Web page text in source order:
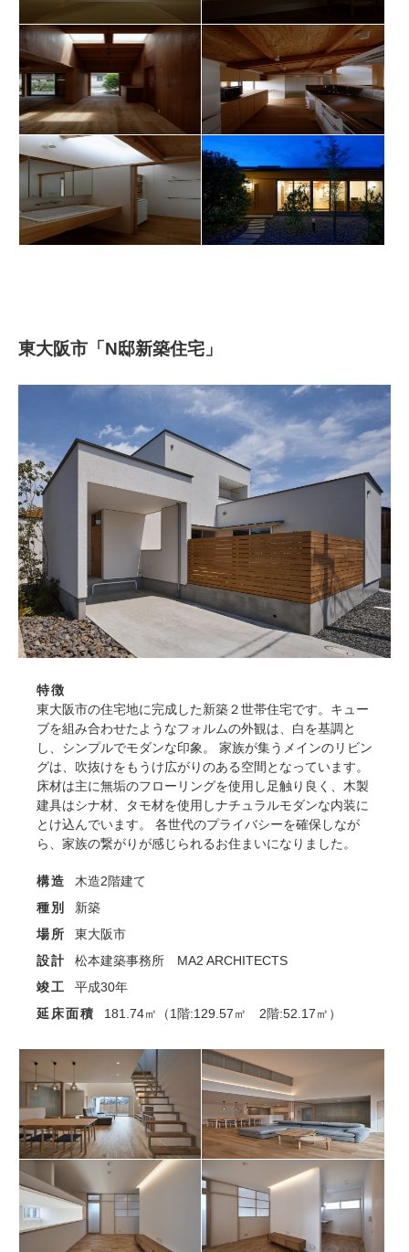
東大阪市「N邸新築住宅」
特徴
東大阪市の住宅地に完成した新築２世帯住宅です。キュー
ブを組み合わせたようなフォルムの外観は、白を基調と
し、シンプルでモダンな印象。 家族が集うメインのリビン
グは、吹抜けをもうけ広がりのある空間となっています。
床材は主に無垢のフローリングを使用し足触り良く、木製
建具はシナ材、タモ材を使用しナチュラルモダンな内装に
とけ込んでいます。 各世代のプライバシーを確保しなが
ら、家族の繋がりが感じられるお住まいになりました。
構造
木造2階建て
種別
新築
場所
東大阪市
設計
松本建築事務所 MA2 ARCHITECTS
竣工
平成30年
延床面積
181.74㎡（1階:129.57㎡ 2階:52.17㎡）